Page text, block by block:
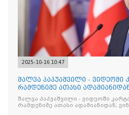
2025-10-16 10:47
შალვა პაპუაშვილი - ვიდეოში
რამდენიმე ათასი
შეიკრიბა,
შალვა პაპუაშვილი - ვიდეოში
რამდენიმე ათასი ადამიანიდან,